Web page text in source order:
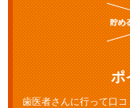
ポ
歯医者さんに行って口